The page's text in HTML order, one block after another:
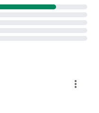
und halten Sie, um ein
auf die Schaltfläche
Wortes aus Wiktionary zu
dann "Über die
senden".
Wenn Sie Erfahrung mit
more_vert